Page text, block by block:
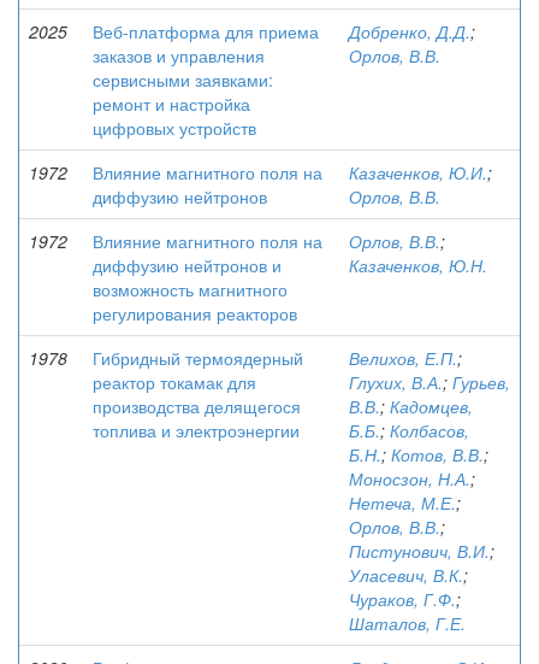
2025
Веб-платформа для приема
заказов и управления
сервисными заявками:
ремонт и настройка
цифровых устройств
Добренко, Д.Д.;
Орлов, В.В.
1972
Влияние магнитного поля на
диффузию нейтронов
Казаченков, Ю.И.;
Орлов, В.В.
1972
Влияние магнитного поля на
диффузию нейтронов и
возможность магнитного
регулирования реакторов
Орлов, В.В.;
Казаченков, Ю.Н.
1978
Гибридный термоядерный
реактор токамак для
производства делящегося
топлива и электроэнергии
Велихов, Е.П.;
Глухих, В.А.; Гурьев,
В.В.; Кадомцев,
Б.Б.; Колбасов,
Б.Н.; Котов, В.В.;
Моносзон, Н.А.;
Нетеча, М.Е.;
Орлов, В.В.;
Пистунович, В.И.;
Уласевич, В.К.;
Чураков, Г.Ф.;
Шаталов, Г.Е.